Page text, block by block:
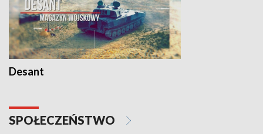
Desant
SPOŁECZEŃSTWO